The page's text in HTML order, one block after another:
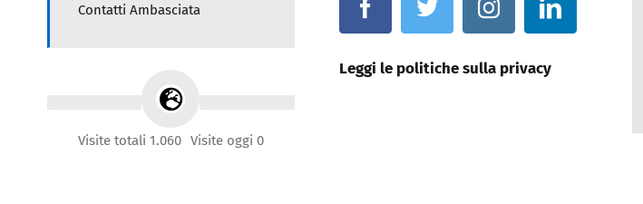
Contatti Ambasciata
Visite totali 1.060 Visite oggi 0
Leggi le politiche sulla privacy